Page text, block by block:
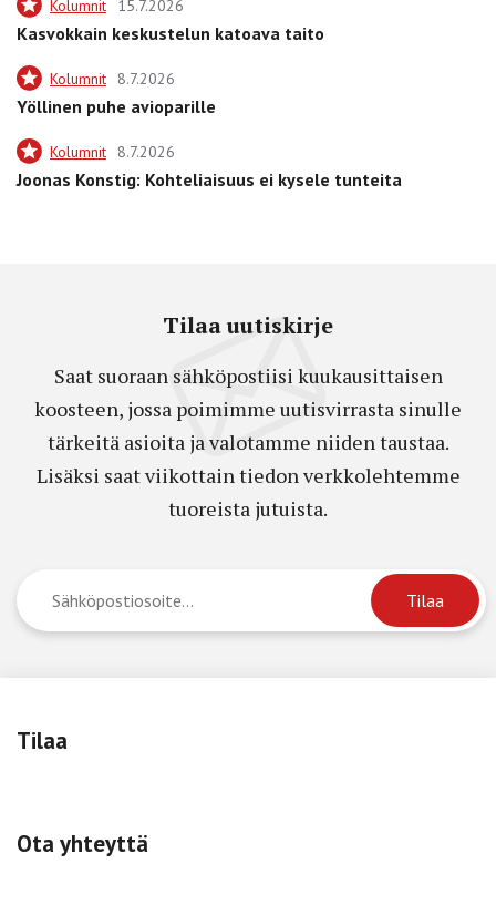
Kolumnit 15.7.2026
Kasvokkain keskustelun katoava taito
Kolumnit 8.7.2026
Yöllinen puhe avioparille
Kolumnit 8.7.2026
Joonas Konstig: Kohteliaisuus ei kysele tunteita
Tilaa uutiskirje
Saat suoraan sähköpostiisi kuukausittaisen
koosteen, jossa poimimme uutisvirrasta sinulle
tärkeitä asioita ja valotamme niiden taustaa.
Lisäksi saat viikottain tiedon verkkolehtemme
tuoreista jutuista.
Tilaa
Ota yhteyttä